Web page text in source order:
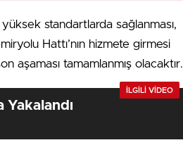
standartlarda sağlanması,
Hattı’nın hizmete girmesi
aşaması tamamlanmış olacaktır.
İLGİLİ VİDEO
Yakalandı